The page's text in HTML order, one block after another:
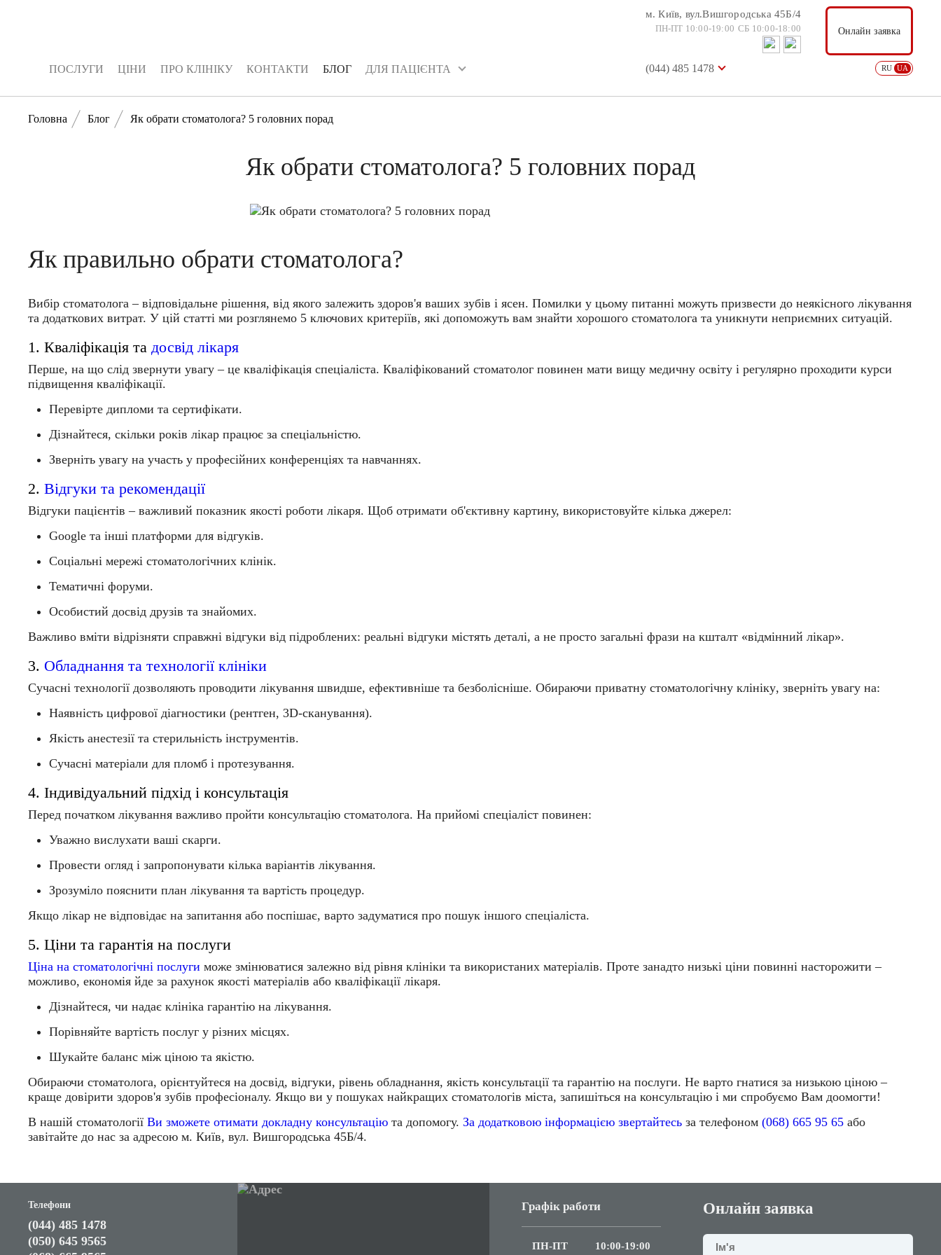
ПОСЛУГИ ЦІНИ ПРО КЛІНІКУ КОНТАКТИ БЛОГ ДЛЯ ПАЦІЄНТА
м. Київ, вул.Вишгородська 45Б/4
ПН-ПТ 10:00-19:00 СБ 10:00-18:00 Онлайн заявка
(044) 485 1478 RU UA
м. Київ, вул.Вишгородська 45Б/4
ПН-ПТ 10:00-19:00 СБ 10:00-18:00
USD: 36.57 EUR: 38.88
Головна Блог Як обрати стоматолога? 5 головних порад
Як обрати стоматолога? 5 головних порад
Як правильно обрати стоматолога?
Вибір стоматолога – відповідальне рішення, від якого залежить здоров'я ваших зубів і ясен. Помилки у цьому питанні можуть призвести до неякісного лікування
та додаткових витрат. У цій статті ми розглянемо 5 ключових критеріїв, які допоможуть вам знайти хорошого стоматолога та уникнути неприємних ситуацій.
1. Кваліфікація та досвід лікаря
Перше, на що слід звернути увагу – це кваліфікація спеціаліста. Кваліфікований стоматолог повинен мати вищу медичну освіту і регулярно проходити курси
підвищення кваліфікації.
Перевірте дипломи та сертифікати.
Дізнайтеся, скільки років лікар працює за спеціальністю.
Зверніть увагу на участь у професійних конференціях та навчаннях.
2. Відгуки та рекомендації
Відгуки пацієнтів – важливий показник якості роботи лікаря. Щоб отримати об'єктивну картину, використовуйте кілька джерел:
Google та інші платформи для відгуків.
Соціальні мережі стоматологічних клінік.
Тематичні форуми.
Особистий досвід друзів та знайомих.
Важливо вміти відрізняти справжні відгуки від підроблених: реальні відгуки містять деталі, а не просто загальні фрази на кшталт «відмінний лікар».
3. Обладнання та технології клініки
Сучасні технології дозволяють проводити лікування швидше, ефективніше та безболісніше. Обираючи приватну стоматологічну клініку, зверніть увагу на:
Наявність цифрової діагностики (рентген, 3D-сканування).
Якість анестезії та стерильність інструментів.
Сучасні матеріали для пломб і протезування.
4. Індивідуальний підхід і консультація
Перед початком лікування важливо пройти консультацію стоматолога. На прийомі спеціаліст повинен:
Уважно вислухати ваші скарги.
Провести огляд і запропонувати кілька варіантів лікування.
Зрозуміло пояснити план лікування та вартість процедур.
Якщо лікар не відповідає на запитання або поспішає, варто задуматися про пошук іншого спеціаліста.
5. Ціни та гарантія на послуги
Ціна на стоматологічні послуги може змінюватися залежно від рівня клініки та використаних матеріалів. Проте занадто низькі ціни повинні насторожити –
можливо, економія йде за рахунок якості матеріалів або кваліфікації лікаря.
Дізнайтеся, чи надає клініка гарантію на лікування.
Порівняйте вартість послуг у різних місцях.
Шукайте баланс між ціною та якістю.
Обираючи стоматолога, орієнтуйтеся на досвід, відгуки, рівень обладнання, якість консультації та гарантію на послуги. Не варто гнатися за низькою ціною –
краще довірити здоров'я зубів професіоналу. Якщо ви у пошуках найкращих стоматологів міста, запишіться на консультацію і ми спробуємо Вам доомогти!
В нашій стоматології Ви зможете отимати докладну консультацію та допомогу. За додатковою інформацією звертайтесь за телефоном (068) 665 95 65 або
завітайте до нас за адресою м. Київ, вул. Вишгородська 45Б/4.
Телефони
(044) 485 1478
(050) 645 9565
Графік работи
ПН-ПТ 10:00-19:00
Онлайн заявка